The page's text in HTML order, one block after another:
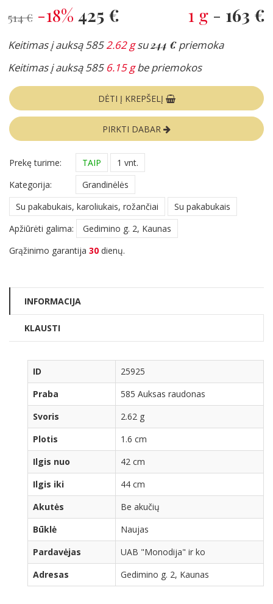
514 € -18% 425 € 1 g - 163 €
Keitimas į auksą 5852.62 gsu244 €priemoka
Keitimas į auksą 585 6.15 gbe priemokos
DĖTI Į KREPŠELĮ
PIRKTI DABAR
Prekę turime: TAIP
1 vnt.
Kategorija:
Grandinėlės
Su pakabukais, karoliukais, rožančiai
Su pakabukais
Apžiūrėti galima:
Gedimino g. 2, Kaunas
Grąžinimo garantija 30 dienų.
INFORMACIJA
KLAUSTI
ID
25925
Praba
585 Auksas raudonas
Svoris
2.62 g
Plotis
1.6 cm
Ilgis nuo
42 cm
Ilgis iki
44 cm
Akutės
Be akučių
Būklė
Naujas
Pardavėjas
UAB "Monodija" ir ko
Adresas
Gedimino g. 2, Kaunas